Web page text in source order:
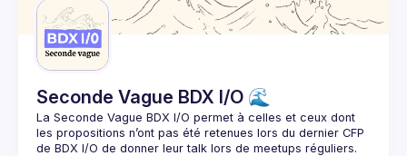
Seconde Vague BDX I/O 🌊
La Seconde Vague BDX I/O permet à celles et ceux dont
les propositions n’ont pas été retenues lors du dernier CFP
de BDX I/O de donner leur talk lors de meetups réguliers.